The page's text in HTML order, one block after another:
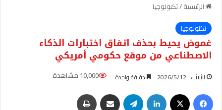
الرئيسية/تكنولوجيا
تكنولوجيا
غموض يحيط بحذف اتفاق اختبارات الذكاء
الاصطناعي من موقع حكومي أمريكي
الثلاثاء : 2026/5/12 دقيقة واحدة
10,000 مشاهدة
فيسبوك
لينكدإن تيلقرام مشاركة عبر البريد